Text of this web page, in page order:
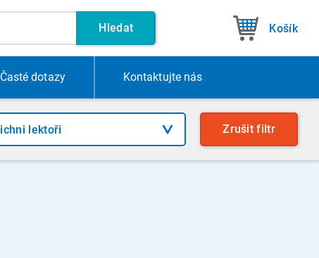
Hledat Košík
Časté dotazy Kontaktujte nás
Zrušit filtr